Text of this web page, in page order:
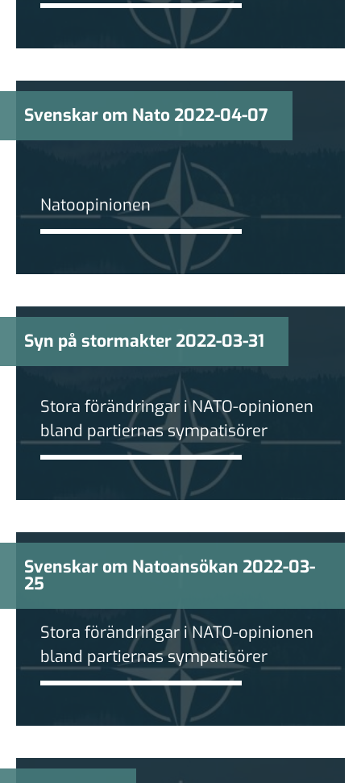
Svenskar om Nato 2022-04-07
Natoopinionen
Syn på stormakter 2022-03-31
Stora förändringar i NATO-opinionen
bland partiernas sympatisörer
Svenskar om Natoansökan 2022-03-
25
Stora förändringar i NATO-opinionen
bland partiernas sympatisörer